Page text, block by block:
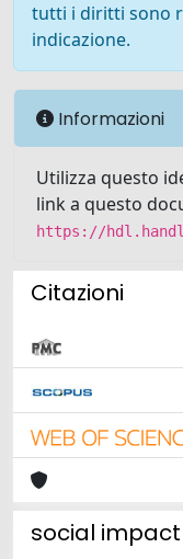
tutti i diritti sono
indicazione.
Informazioni
Utilizza questo
link a questo
https://
Citazioni
social impact